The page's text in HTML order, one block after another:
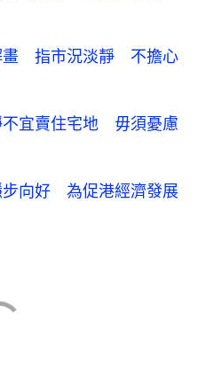
畫 指市況淡靜 不擔心
不宜賣住宅地 毋須憂慮
步向好 為促港經濟發展